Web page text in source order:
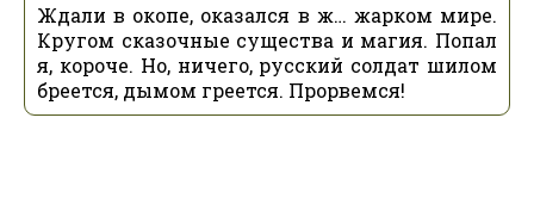
Ждали в окопе, оказался в ж… жарком мире.
Кругом сказочные существа и магия. Попал
я, короче. Но, ничего, русский солдат шилом
бреется, дымом греется. Прорвемся!